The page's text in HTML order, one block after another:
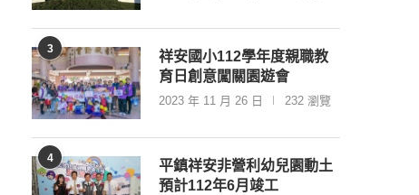
3
祥安國小112學年度親職教
育日創意闖關園遊會
2023 年 11 月 26 日 232 瀏覽
4
平鎮祥安非營利幼兒園動土
預計112年6月竣工